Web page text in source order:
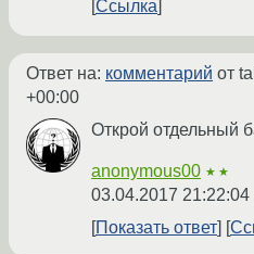
Ссылка
Ответ на: комментарий от
+00:00
Открой отдельный
anonymous00 ★★
03.04.2017 21:22:04
Показать ответ